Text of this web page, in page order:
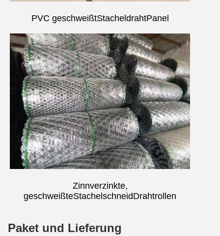
PVC geschweißtStacheldrahtPanel
Zinnverzinkte,
geschweißteStachelschneidDrahtrollen
Paket und Lieferung